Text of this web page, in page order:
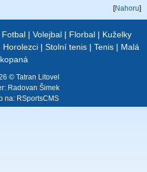
[Nahoru]
Fotbal | Volejbal | Florbal | Kuželky
Horolezci| Stolní tenis| Tenis| Malá
kopaná
© Tatran Litovel
Radovan Šimek
na: RSportsCMS